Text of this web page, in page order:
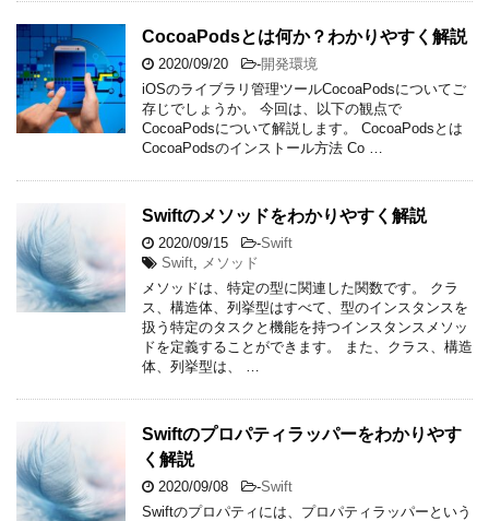
CocoaPodsとは何か？わかりやすく解説
2020/09/20 -開発環境
iOSのライブラリ管理ツールCocoaPodsについてご
存じでしょうか。 今回は、以下の観点で
CocoaPodsについて解説します。 CocoaPodsとは
CocoaPodsのインストール方法 Co …
Swiftのメソッドをわかりやすく解説
2020/09/15 -Swift
Swift
メソッド
メソッドは、特定の型に関連した関数です。 クラ
ス、構造体、列挙型はすべて、型のインスタンスを
扱う特定のタスクと機能を持つインスタンスメソッ
ドを定義することができます。 また、クラス、構造
体、列挙型は、 …
Swiftのプロパティラッパーをわかりやす
く解説
2020/09/08 -Swift
Swiftのプロパティには、プロパティラッパーという